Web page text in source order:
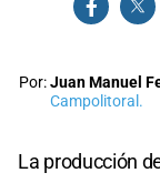
Por:Juan Manuel
Campolitoral.
La producción